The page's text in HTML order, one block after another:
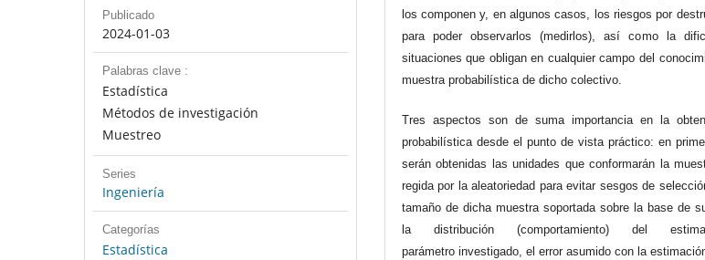
Publicado
2024-01-03
Palabras clave :
Estadística
Métodos de investigación
Muestreo
Series
Ingeniería
Categorías
Estadística
los componen y, en algunos casos, los riesgos por
para poder observarlos (medirlos), así como la
situaciones que obligan en cualquier campo del
muestra probabilística de dicho colectivo.
Tres aspectos son de suma importancia en la
probabilística desde el punto de vista práctico: en
serán obtenidas las unidades que conformarán la
regida por la aleatoriedad para evitar sesgos de
tamaño de dicha muestra soportada sobre la base de
la distribución (comportamiento) del
parámetro investigado, el error asumido con la